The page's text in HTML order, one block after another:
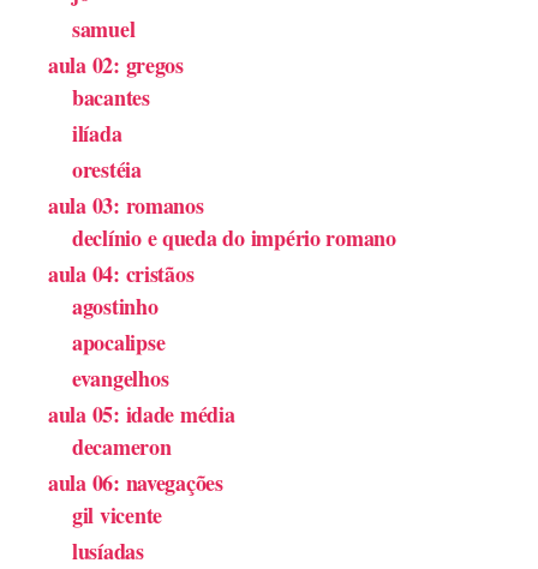
samuel
aula 02: gregos
bacantes
ilíada
orestéia
aula 03: romanos
declínio e queda do império romano
aula 04: cristãos
agostinho
apocalipse
evangelhos
aula 05: idade média
decameron
aula 06: navegações
gil vicente
lusíadas